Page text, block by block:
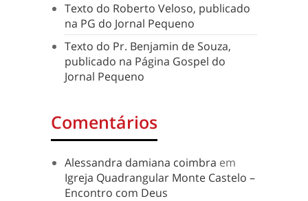
Texto do Roberto Veloso, publicado
na PG do Jornal Pequeno
Texto do Pr. Benjamin de Souza,
publicado na Página Gospel do
Jornal Pequeno
Comentários
Alessandra damiana coimbra em
Igreja Quadrangular Monte Castelo –
Encontro com Deus